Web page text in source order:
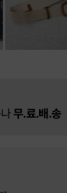
리뷰: 4 | 5.0